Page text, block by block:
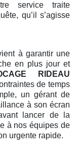
service traite
qu’il s’agisse
à garantir une
en plus jour et
RIDEAU
de temps
un gérant de
à son écran
lancer de la
à nos équipes de
urgente rapide.